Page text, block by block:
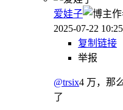
爱娃子
2025-07-22 10:25
复制链接
举报
@trsix4 万，那
了